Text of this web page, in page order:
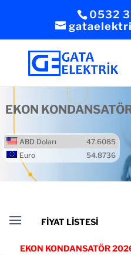
0532
EKON
ABD Doları
47.6085
Euro
54.8736
EKON KONDANSATÖR